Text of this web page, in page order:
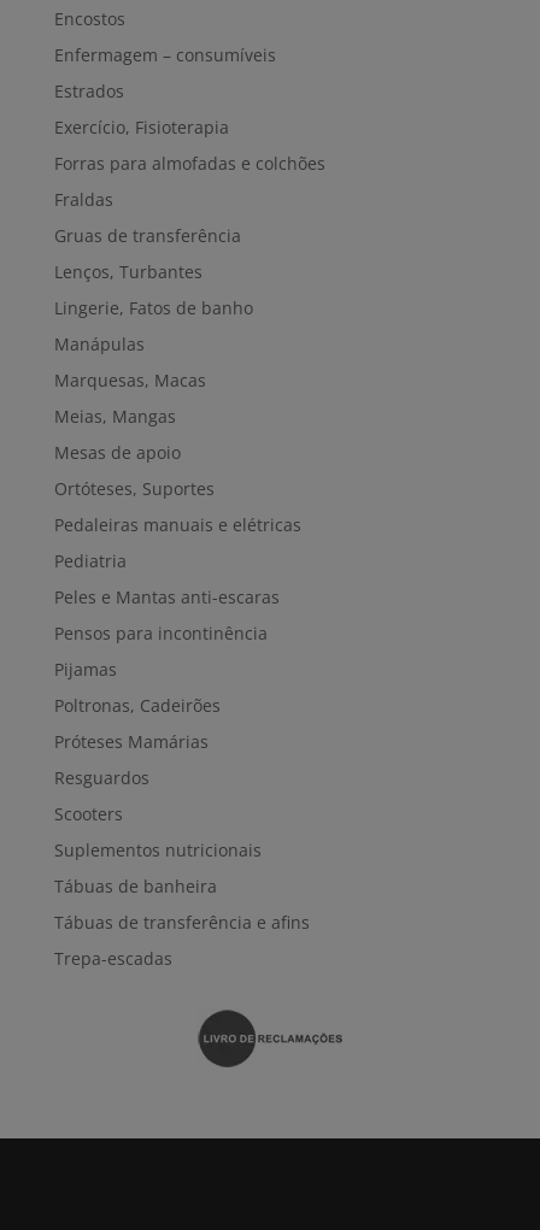
Encostos
Enfermagem – consumíveis
Estrados
Exercício, Fisioterapia
Forras para almofadas e colchões
Fraldas
Gruas de transferência
Lenços, Turbantes
Lingerie, Fatos de banho
Manápulas
Marquesas, Macas
Meias, Mangas
Mesas de apoio
Ortóteses, Suportes
Pedaleiras manuais e elétricas
Pediatria
Peles e Mantas anti-escaras
Pensos para incontinência
Pijamas
Poltronas, Cadeirões
Próteses Mamárias
Resguardos
Scooters
Suplementos nutricionais
Tábuas de banheira
Tábuas de transferência e afins
Trepa-escadas